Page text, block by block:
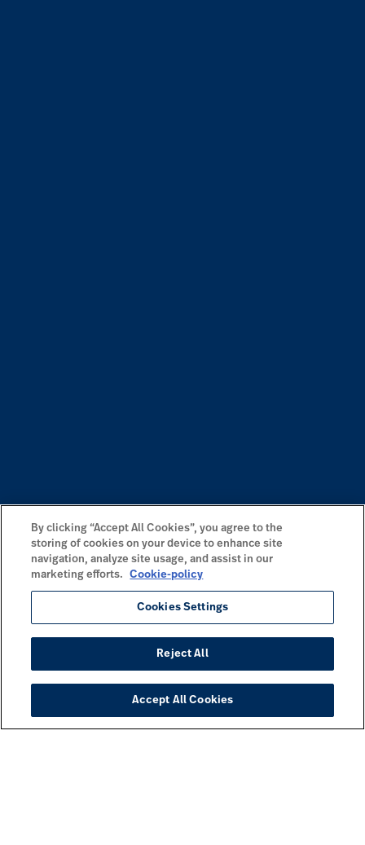
By clicking “Accept All Cookies”, you agree to the
storing of cookies on your device to enhance site
navigation, analyze site usage, and assist in our
marketing efforts.
Cookie-policy
Cookies Settings
Reject All
Accept All Cookies